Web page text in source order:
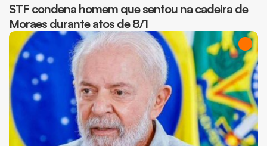
STF condena homem que sentou na cadeira de
Moraes durante atos de 8/1